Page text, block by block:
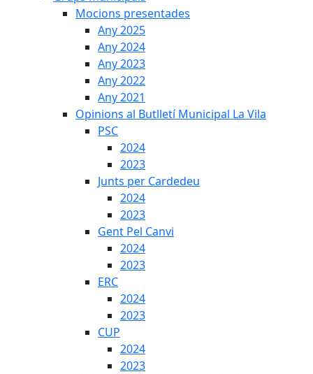
Mocions presentades
Any 2025
Any 2024
Any 2023
Any 2022
Any 2021
Opinions al Butlletí Municipal La Vila
PSC
2024
2023
Junts per Cardedeu
2024
2023
Gent Pel Canvi
2024
2023
ERC
2024
2023
CUP
2024
2023